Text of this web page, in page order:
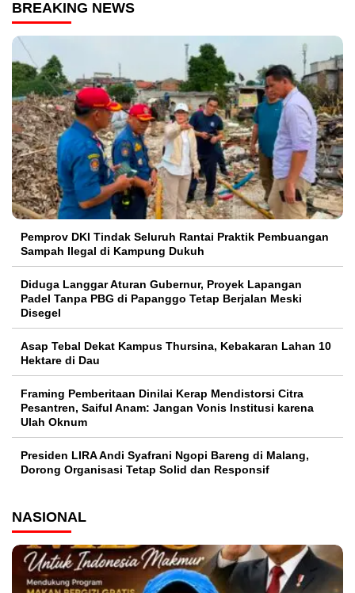
BREAKING NEWS
Pemprov DKI Tindak Seluruh Rantai Praktik Pembuangan
Sampah Ilegal di Kampung Dukuh
Diduga Langgar Aturan Gubernur, Proyek Lapangan
Padel Tanpa PBG di Papanggo Tetap Berjalan Meski
Disegel
Asap Tebal Dekat Kampus Thursina, Kebakaran Lahan 10
Hektare di Dau
Framing Pemberitaan Dinilai Kerap Mendistorsi Citra
Pesantren, Saiful Anam: Jangan Vonis Institusi karena
Ulah Oknum
Presiden LIRA Andi Syafrani Ngopi Bareng di Malang,
Dorong Organisasi Tetap Solid dan Responsif
NASIONAL